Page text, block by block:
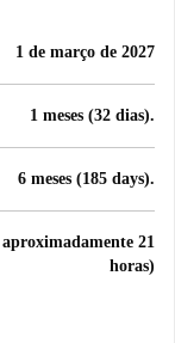
1 de março de 2027
1 meses (32 dias).
6 meses (185 days).
21
horas)